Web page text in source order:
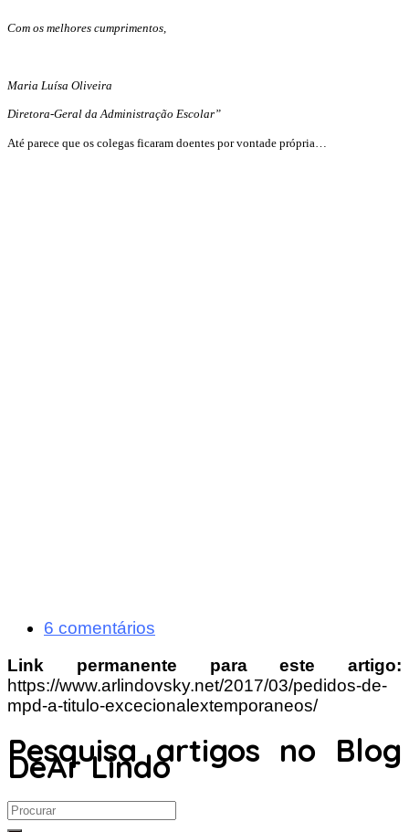
Com os melhores cumprimentos,
Maria Luísa Oliveira
Diretora-Geral da Administração Escolar”
Até parece que os colegas ficaram doentes por vontade própria…
6 comentários
Link permanente para este artigo:
https://www.arlindovsky.net/2017/03/pedidos-de-
mpd-a-titulo-excecionalextemporaneos/
Pesquisa artigos no Blog
DeAr Lindo
Search
for: